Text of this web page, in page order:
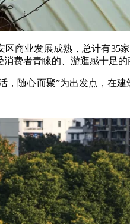
区商业发展成熟，总计有35
费者青睐的、游逛感十足的
，随心而聚”为出发点，在